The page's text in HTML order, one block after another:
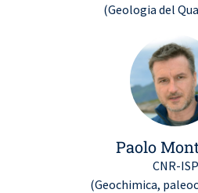
(Geologia del
Paolo
CNR-ISP
(Geochimica,